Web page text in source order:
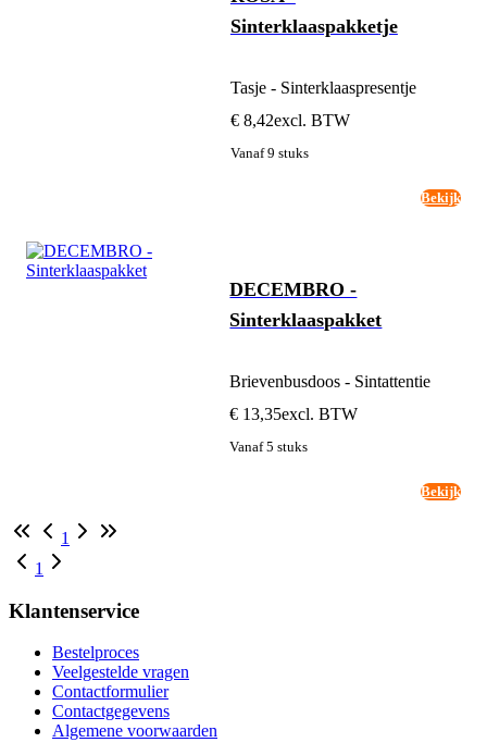
Sinterklaaspakketje
Tasje - Sinterklaaspresentje
€ 8,42excl. BTW
Vanaf 9 stuks
Bekijk
DECEMBRO -
Sinterklaaspakket
Brievenbusdoos - Sintattentie
€ 13,35excl. BTW
Vanaf 5 stuks
Bekijk
1
1
Klantenservice
Bestelproces
Veelgestelde vragen
Contactformulier
Contactgegevens
Algemene voorwaarden